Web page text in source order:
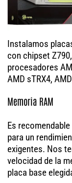
Instalamos
con chipset
procesadores
AMD sTRX4,
Memoria RAM
Es
para un
exigentes. Nos
velocidad de la
placa base